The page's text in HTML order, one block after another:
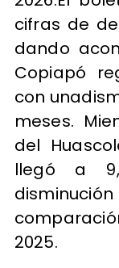
cifras de
dando
Copiapó
con
meses.
del
llegó a
2025.